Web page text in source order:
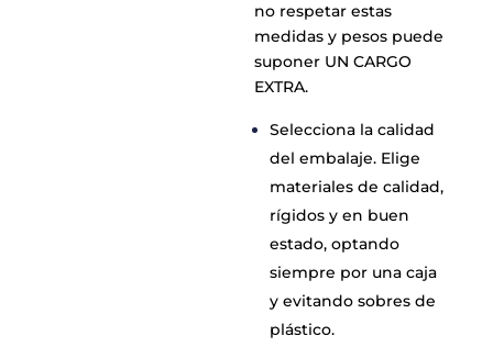
no respetar estas
medidas y pesos puede
suponer UN CARGO
EXTRA.
Selecciona la calidad
del embalaje. Elige
materiales de calidad,
rígidos y en buen
estado, optando
siempre por una caja
y evitando sobres de
plástico.